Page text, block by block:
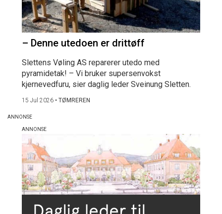
– Denne utedoen er drittøff
Slettens Vøling AS reparerer utedo med
pyramidetak! – Vi bruker supersenvokst
kjernevedfuru, sier daglig leder Sveinung Sletten.
15 Jul 2026 • TØMREREN